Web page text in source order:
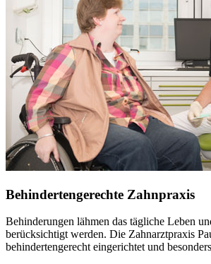
Behindertengerechte Zahnpraxis
Behinderungen lähmen das tägliche Leben
berücksichtigt werden. Die Zahnarztpraxis
behindertengerecht eingerichtet und